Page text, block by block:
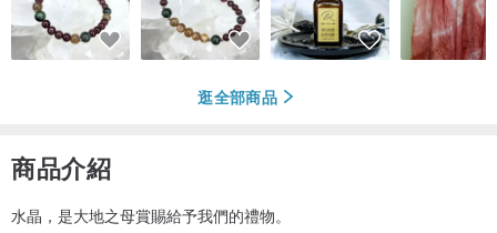
逛全部商品
商品介紹
水晶，是大地之母賞賜給予我們的禮物。